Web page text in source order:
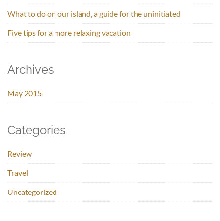
What to do on our island, a guide for the uninitiated
Five tips for a more relaxing vacation
Archives
May 2015
Categories
Review
Travel
Uncategorized